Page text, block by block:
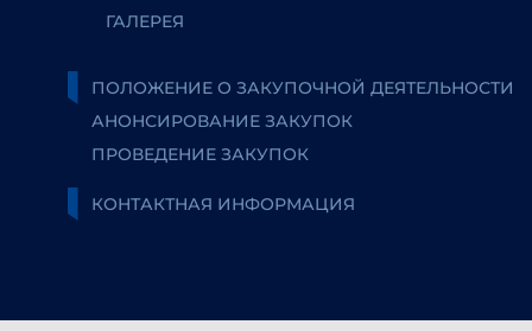
ГАЛЕРЕЯ
ПОЛОЖЕНИЕ О ЗАКУПОЧНОЙ ДЕЯТЕЛЬНОСТИ
АНОНСИРОВАНИЕ ЗАКУПОК
ПРОВЕДЕНИЕ ЗАКУПОК
КОНТАКТНАЯ ИНФОРМАЦИЯ